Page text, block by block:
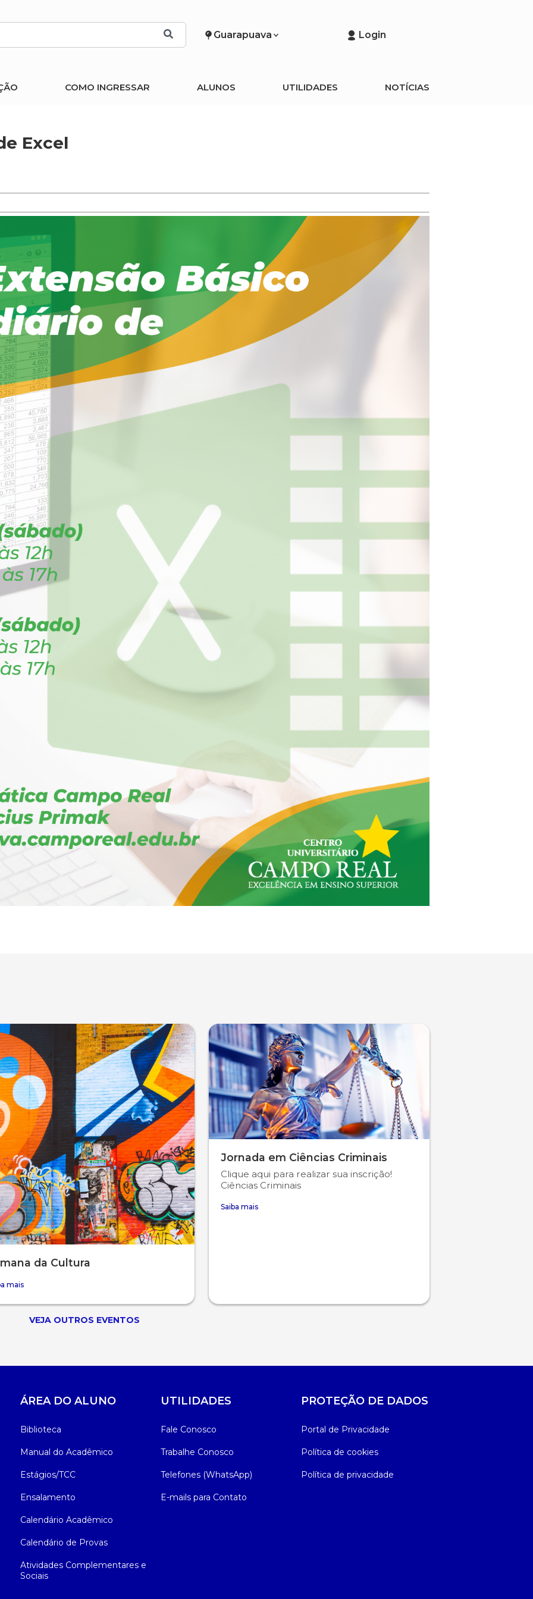
Guarapuava Login
COMO INGRESSAR ALUNOS UTILIDADES NOTÍCIAS
Excel
da Cultura
mais
Jornada em Ciências Criminais
Clique aqui para realizar sua inscrição!
Ciências Criminais
Saiba mais
VEJA OUTROS EVENTOS
ÁREA DO ALUNO
Biblioteca
Manual do Acadêmico
Estágios/TCC
Ensalamento
Calendário Acadêmico
Calendário de Provas
Atividades Complementares e
Sociais
UTILIDADES
Fale Conosco
Trabalhe Conosco
Telefones (WhatsApp)
E-mails para Contato
PROTEÇÃO DE DADOS
Portal de Privacidade
Política de cookies
Política de privacidade